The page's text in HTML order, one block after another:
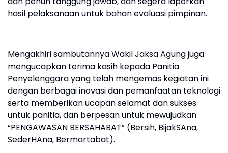
hasil pelaksanaan untuk bahan evaluasi pimpinan.
Mengakhiri sambutannya Wakil Jaksa Agung juga
mengucapkan terima kasih kepada Panitia
Penyelenggara yang telah mengemas kegiatan ini
dengan berbagai inovasi dan pemanfaatan teknologi
serta memberikan ucapan selamat dan sukses
untuk panitia, dan berpesan untuk mewujudkan
“PENGAWASAN BERSAHABAT” (Bersih, BijakSAna,
SederHAna, Bermartabat).